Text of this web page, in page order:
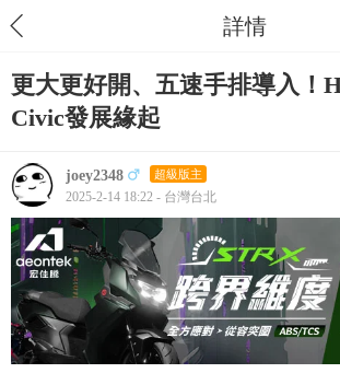
詳情
更大更好開、五速手排導入！
Civic發展緣起
joey2348 超級版主
2025-2-14 18:22 - 台灣台北